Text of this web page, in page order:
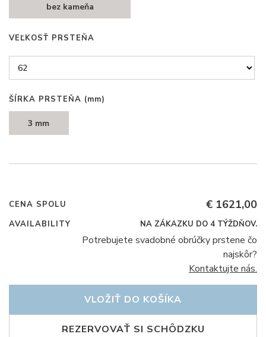
bez kameňa
VEĽKOSŤ PRSTEŇA
ŠÍRKA PRSTEŇA (mm)
3 mm
CENA SPOLU € 1621,00
AVAILABILITY NA ZÁKAZKU DO 4 TÝŽDŇOV.
Potrebujete svadobné obrúčky prstene čo
najskôr?
Kontaktujte nás.
REZERVOVAŤ SI SCHÔDZKU
VLOŽIŤ DO KOŠÍKA